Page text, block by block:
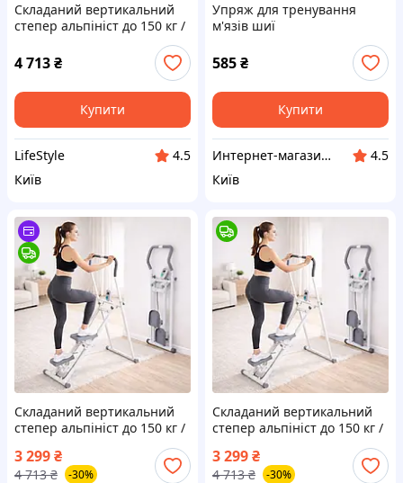
Складаний вертикальний
степер альпініст до 150 кг /
Вертикальний тренажер /
Кардіотренажер для
схуднення / Тренажер
сходи
4 713₴
Купити
LifeStyle
4.5
Київ
Упряж для тренування
м'язів шиї
585₴
Купити
Интернет-магазин SportFishka
4.5
Київ
Складаний вертикальний
степер альпініст до 150 кг /
Вертикальний тренажер /
Кардіотренажер для
схуднення / Тренажер
3 299₴
4 713 ₴ -30%
Складаний вертикальний
степер альпініст до 150 кг /
Вертикальний тренажер /
Кардіотренажер для
схуднення / Тренажер
3 299₴
4 713 ₴ -30%